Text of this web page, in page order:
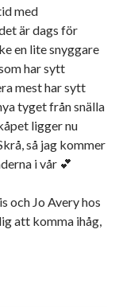
med
är dags för
en lite snyggare
har sytt
mest har sytt
tyget från snälla
ligger nu
så jag kommer
i vår 💕
och Jo Avery hos
att komma ihåg,